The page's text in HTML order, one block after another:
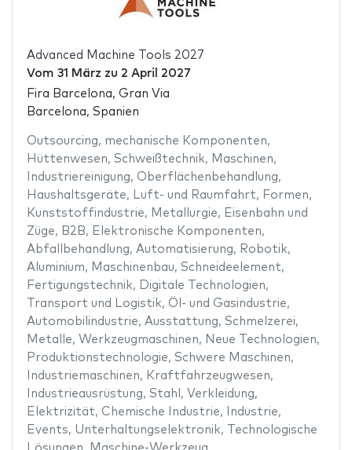
Advanced Machine Tools 2027
Vom 31 März zu 2 April 2027
Fira Barcelona, Gran Via
Barcelona, Spanien
Outsourcing, mechanische Komponenten,
Hüttenwesen, Schweißtechnik, Maschinen,
Industriereinigung, Oberflächenbehandlung,
Haushaltsgeräte, Luft- und Raumfahrt, Formen,
Kunststoffindustrie, Metallurgie, Eisenbahn und
Züge, B2B, Elektronische Komponenten,
Abfallbehandlung, Automatisierung, Robotik,
Aluminium, Maschinenbau, Schneideelement,
Fertigungstechnik, Digitale Technologien,
Transport und Logistik, Öl- und Gasindustrie,
Automobilindustrie, Ausstattung, Schmelzerei,
Metalle, Werkzeugmaschinen, Neue Technologien,
Produktionstechnologie, Schwere Maschinen,
Industriemaschinen, Kraftfahrzeugwesen,
Industrieausrüstung, Stahl , Verkleidung,
Elektrizität, Chemische Industrie, Industrie,
Events, Unterhaltungselektronik,
Technologische